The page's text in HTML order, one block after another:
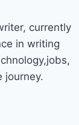
currently
in writing
journey.